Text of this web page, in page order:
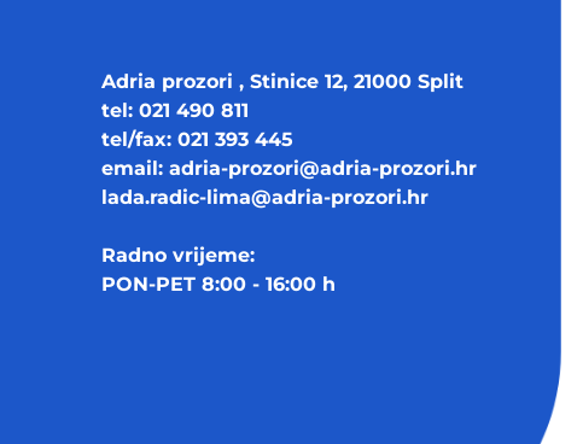
Adria prozori , Stinice 12, 21000 Split
tel: 021 490 811
tel/fax: 021 393 445
email: adria-prozori@adria-prozori.hr
lada.radic-lima@adria-prozori.hr
Radno vrijeme:
PON-PET 8:00 - 16:00 h